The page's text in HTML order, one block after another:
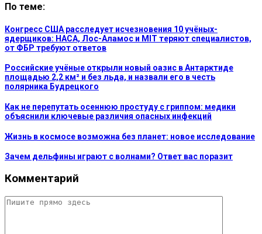
По теме:
Конгресс США расследует исчезновения 10 учёных-
ядерщиков: НАСА, Лос-Аламос и MIT теряют специалистов,
от ФБР требуют ответов
Российские учёные открыли новый оазис в Антарктиде
площадью 2,2 км² и без льда, и назвали его в честь
полярника Будрецкого
Как не перепутать осеннюю простуду с гриппом: медики
объяснили ключевые различия опасных инфекций
Жизнь в космосе возможна без планет: новое исследование
Зачем дельфины играют с волнами? Ответ вас поразит
Комментарий